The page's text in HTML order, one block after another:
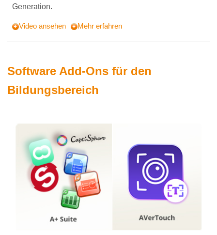
Generation.
Video ansehen Mehr erfahren
Software Add-Ons für den
Bildungsbereich